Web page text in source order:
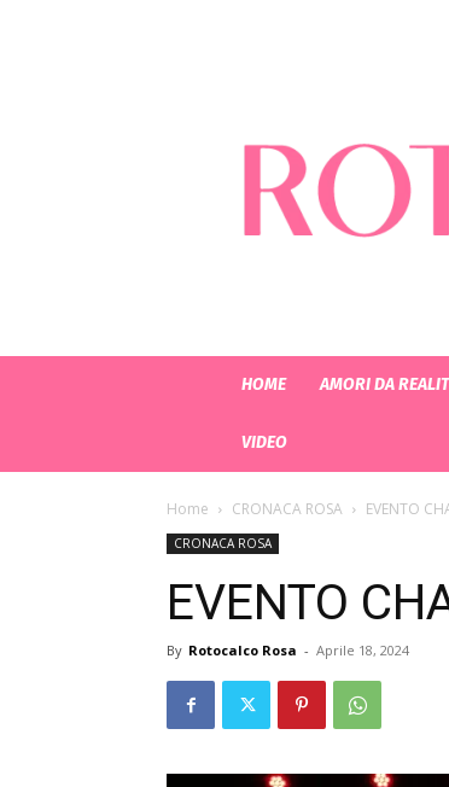
HOME AMORI DA
VIDEO
Home CRONACA ROSA EVENTO
CRONACA ROSA
EVENTO
By Rotocalco Rosa - Aprile 18, 2024